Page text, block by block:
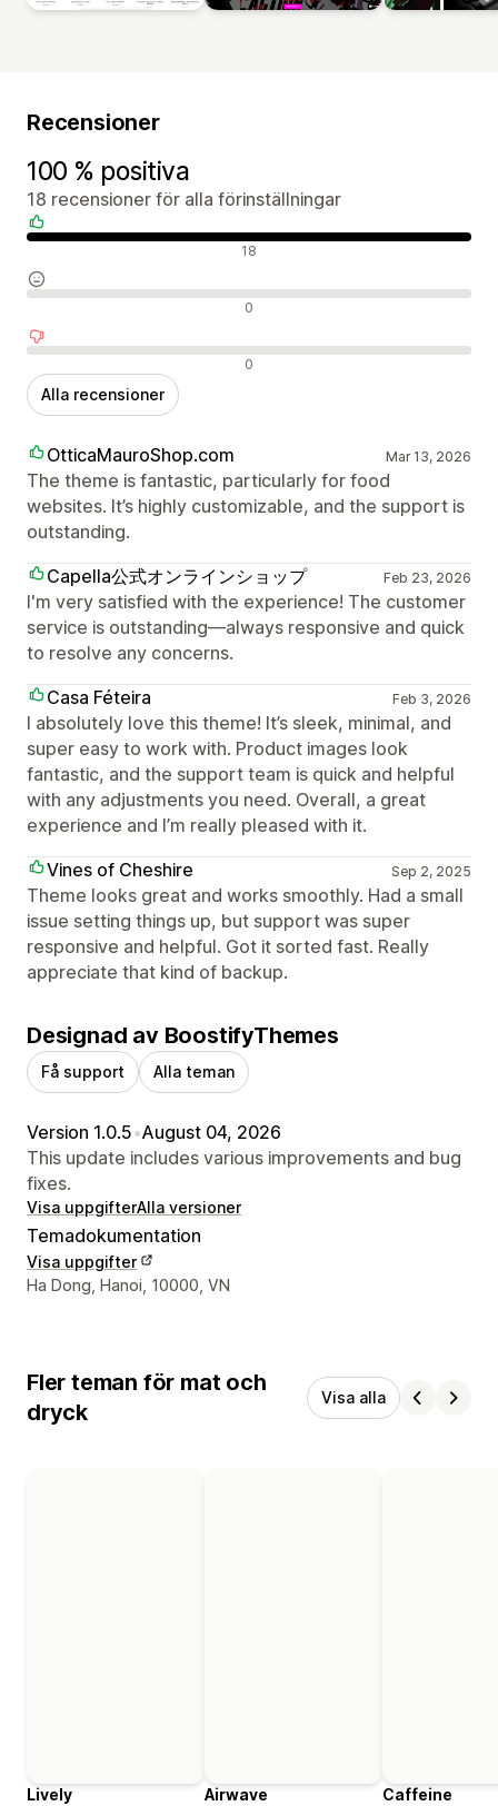
Recensioner
100 % positiva
18 recensioner för alla förinställningar
Positiva recensioner 18
Neutrala recensioner 0
Negativa recensioner 0
Alla recensioner
OtticaMauroShop.com Mar 13, 2026
The theme is fantastic, particularly for food
websites. It’s highly customizable, and the support is
outstanding.
Capella公式オンラインショップ
Feb 23, 2026
I'm very satisfied with the experience! The customer
service is outstanding—always responsive and quick
to resolve any concerns.
Casa Féteira
Feb 3, 2026
I absolutely love this theme! It’s sleek, minimal, and
super easy to work with. Product images look
fantastic, and the support team is quick and helpful
with any adjustments you need. Overall, a great
experience and I’m really pleased with it.
Vines of Cheshire
Sep 2, 2025
Theme looks great and works smoothly. Had a small
issue setting things up, but support was super
responsive and helpful. Got it sorted fast. Really
appreciate that kind of backup.
Designad av BoostifyThemes
Få support Alla teman
Version 1.0.5•August 04, 2026
This update includes various improvements and bug
fixes.
Visa uppgifterAlla versioner
Temadokumentation
Visa uppgifter
Designerns kontaktuppgifter
Ha Dong, Hanoi, 10000, VN
Fler teman för mat och
dryck
Visa alla
Lively
Airwave
Caffeine